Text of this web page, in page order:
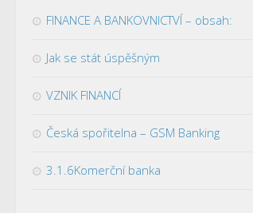
FINANCE A BANKOVNICTVÍ – obsah:
Jak se stát úspěšným
VZNIK FINANCÍ
Česká spořitelna – GSM Banking
3.1.6Komerční banka